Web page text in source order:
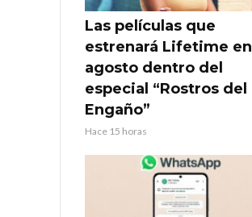
Las películas que
estrenará Lifetime en
agosto dentro del
especial “Rostros del
Engaño”
Hace 15 horas